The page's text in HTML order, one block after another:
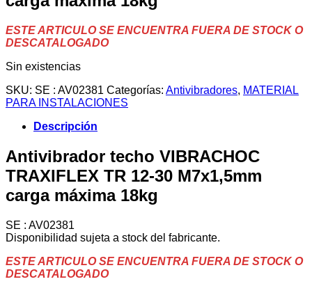
ESTE ARTICULO SE ENCUENTRA FUERA DE STOCK O
DESCATALOGADO
Sin existencias
SKU: SE : AV02381 Categorías: Antivibradores, MATERIAL
PARA INSTALACIONES
Descripción
Antivibrador techo VIBRACHOC
TRAXIFLEX TR 12-30 M7x1,5mm
carga máxima 18kg
SE : AV02381
Disponibilidad sujeta a stock del fabricante.
ESTE ARTICULO SE ENCUENTRA FUERA DE STOCK O
DESCATALOGADO